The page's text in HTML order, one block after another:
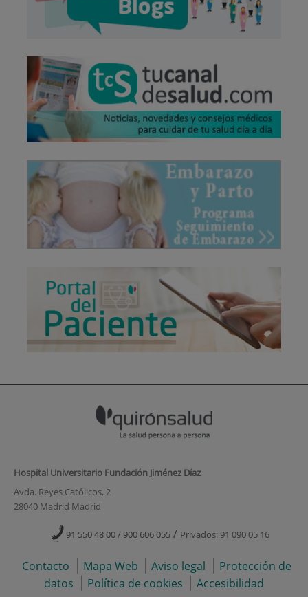
Hospital Universitario Fundación Jiménez Díaz
Avda. Reyes Católicos, 2
28040 Madrid Madrid
91 550 48 00 / 900 606 055 / Privados: 91 090 05 16
Contacto Mapa Web Aviso legal
Protección de
datos
Política de cookies Accesibilidad